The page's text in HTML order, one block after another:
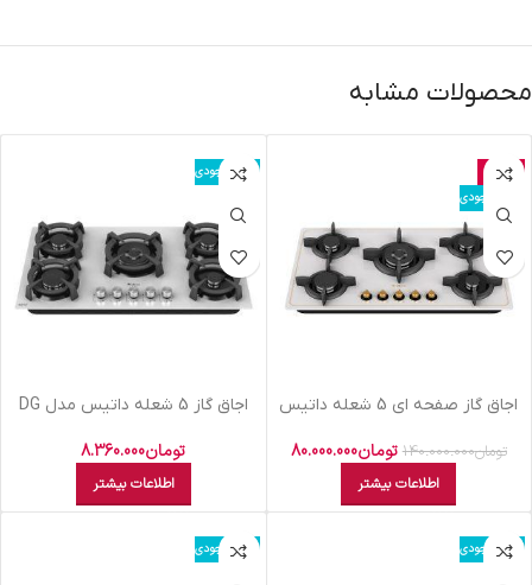
محصولات مشابه
حراج
اتمام موجودی
اجاق گاز صفحه ای 5 شعله داتیس
تومان140.000.000 تومان80.000.000
اطلاعات بیشتر
اتمام موجودی
اجاق گاز 5 شعله داتیس مدل DG
تومان8.360.000
اطلاعات بیشتر
اتمام موجودی اتمام موجودی